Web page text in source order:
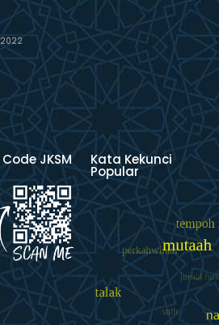
Code JKSM Kata Kekunci
Popular